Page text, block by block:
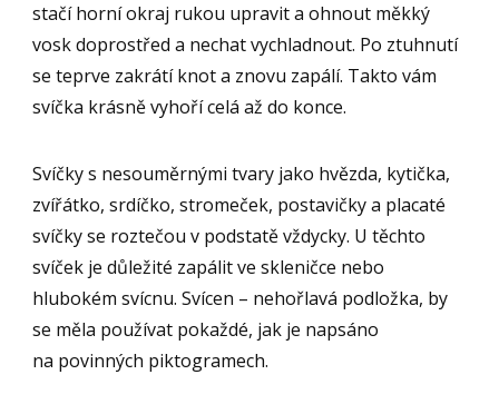
stačí horní okraj rukou upravit a ohnout měkký
vosk doprostřed a nechat vychladnout. Po ztuhnutí
se teprve zakrátí knot a znovu zapálí. Takto vám
svíčka krásně vyhoří celá až do konce.
Svíčky s nesouměrnými tvary jako hvězda, kytička,
zvířátko, srdíčko, stromeček, postavičky a placaté
svíčky se roztečou v podstatě vždycky. U těchto
svíček je důležité zapálit ve skleničce nebo
hlubokém svícnu. Svícen – nehořlavá podložka, by
se měla používat pokaždé, jak je napsáno
na povinných piktogramech.